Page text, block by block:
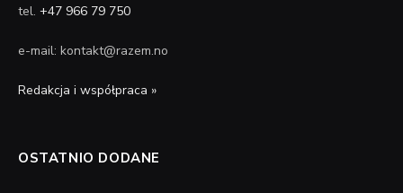
tel. +47 966 79 750
e-mail: kontakt@razem.no
Redakcja i współpraca »
OSTATNIO DODANE